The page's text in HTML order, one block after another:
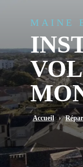
MAINE
Accueil ›